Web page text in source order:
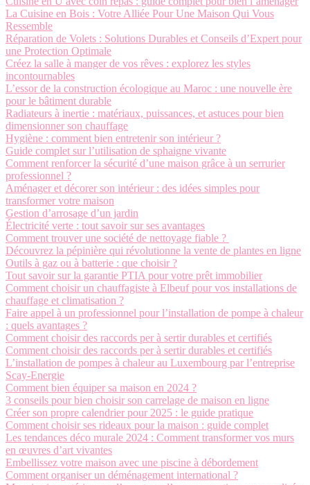
La Cuisine en Bois : Votre Alliée Pour Une Maison Qui Vous
Ressemble
Réparation de Volets : Solutions Durables et Conseils d’Expert pour
une Protection Optimale
Créez la salle à manger de vos rêves : explorez les styles
incontournables
L’essor de la construction écologique au Maroc : une nouvelle ère
pour le bâtiment durable
Radiateurs à inertie : matériaux, puissances, et astuces pour bien
dimensionner son chauffage
Hygiène : comment bien entretenir son intérieur ?
Guide complet sur l’utilisation de sphaigne vivante
Comment renforcer la sécurité d’une maison grâce à un serrurier
professionnel ?
Aménager et décorer son intérieur : des idées simples pour
transformer votre maison
Gestion d’arrosage d’un jardin
Électricité verte : tout savoir sur ses avantages
Comment trouver une société de nettoyage fiable ?
Découvrez la pépinière qui révolutionne la vente de plantes en ligne
Outils à gaz ou à batterie : que choisir ?
Tout savoir sur la garantie PTIA pour votre prêt immobilier
Comment choisir un chauffagiste à Elbeuf pour vos installations de
chauffage et climatisation ?
Faire appel à un professionnel pour l’installation de pompe à chaleur
: quels avantages ?
Comment choisir des raccords per à sertir durables et certifiés
Comment choisir des raccords per à sertir durables et certifiés
L’installation de pompes à chaleur au Luxembourg par l’entreprise
Scay-Energie
Comment bien équiper sa maison en 2024 ?
3 conseils pour bien choisir son carrelage de maison en ligne
Créer son propre calendrier pour 2025 : le guide pratique
Comment choisir ses rideaux pour la maison : guide complet
Les tendances déco murale 2024 : Comment transformer vos murs
en œuvres d’art vivantes
Embellissez votre maison avec une piscine à débordement
Comment organiser un déménagement international ?